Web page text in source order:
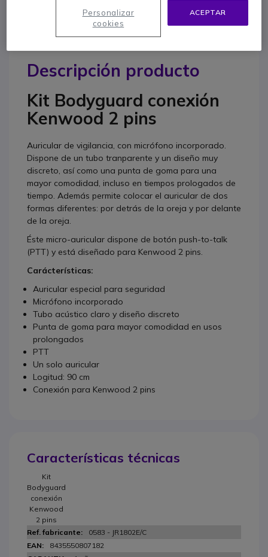
Descripción producto
Kit Bodyguard conexión
Kenwood 2 pins
Auricular de vigilancia, con micrófono incorporado.
Dispone de un tubo tranparente y un diseño muy
discreto, así como una punta de goma para una
mayor comodidad, incluso en tiempos prologados de
tiempo. Además permite colocar el auricular de dos
formas diferentes: por detrás de la oreja y por delante
de la oreja.
Éste micro-auricular dispone de botón push-to-talk
(PTT) y está diseñado para Kenwood 2 pins.
Carácterísticas:
Auricular especial para seguridad
Micrófono incorporado
Tubo acústico claro y diseño discreto
Punta de goma para mayor comodidad en usos
prolongados
PTT
Un solo auricular
Logitud: 90 cm
Conexión para Kenwood 2 pins
Características técnicas
Kit
Bodyguard
conexión
Kenwood
2 pins
0583 - JR1802E/C
8435550807182
ACEPTAR
Personalizar
cookies